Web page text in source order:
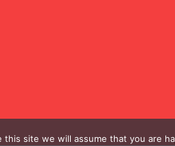
site we will assume that you are